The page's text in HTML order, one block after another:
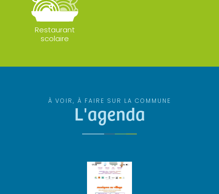
Restaurant
scolaire
À VOIR, À FAIRE SUR LA COMMUNE
L'agenda